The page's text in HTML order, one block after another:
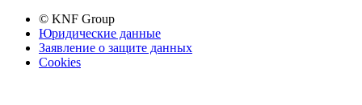
© KNF Group
Юридические данные
Заявление о защите данных
Cookies